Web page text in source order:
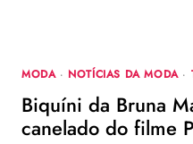
MODA· NOTÍCIAS DA MODA·
Biquíni da Bruna
canelado do filme